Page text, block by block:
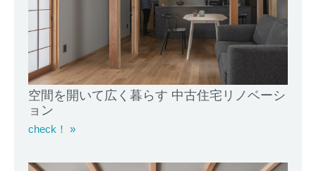
空間を開いて広く暮らす 中古住宅リノベーシ
ョン
check！ »